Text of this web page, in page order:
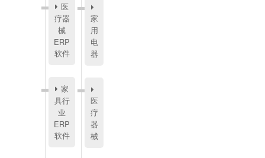
医
疗器
械
ERP
软件
家
具行
业
ERP
软件
家
用
电
器
医
疗
器
械